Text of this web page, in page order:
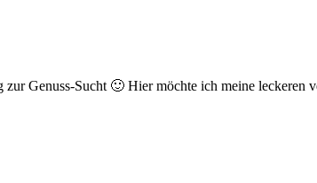
Genuss-Sucht 🙂 Hier möchte ich meine leckeren